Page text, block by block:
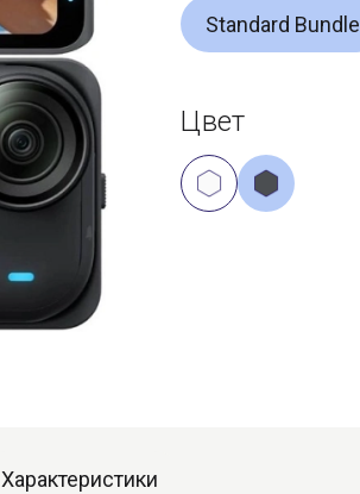
Standard Bundle
Цвет
Характеристики